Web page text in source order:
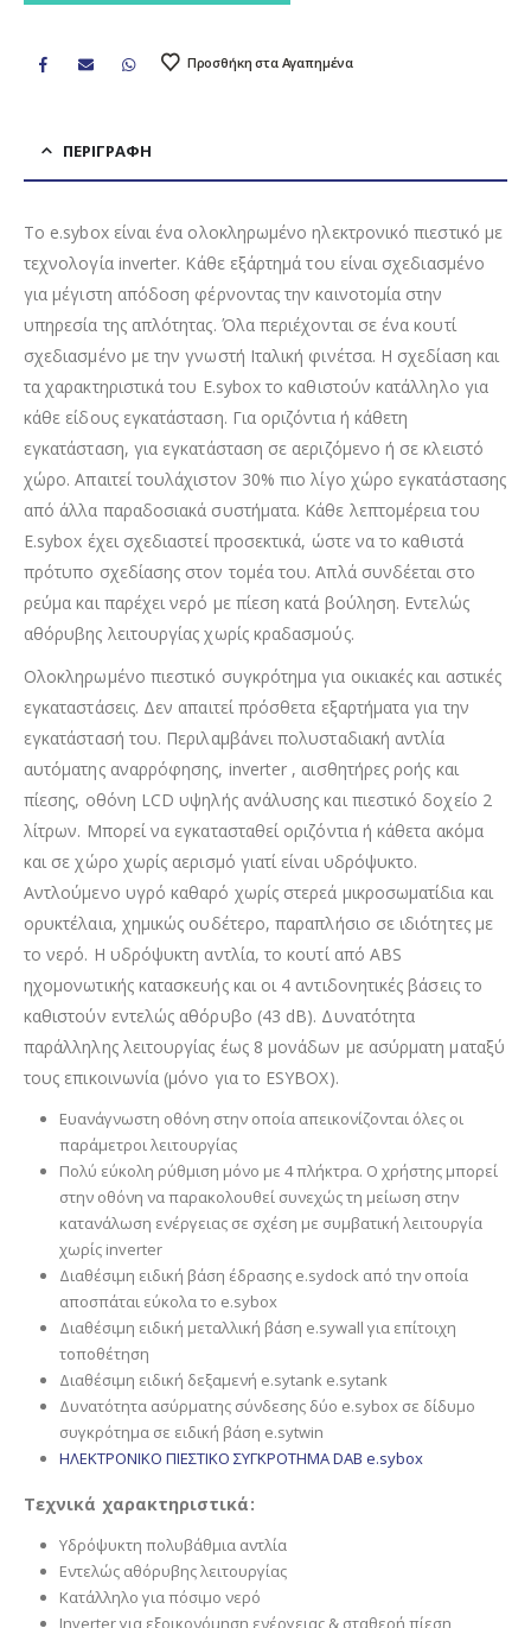
Προσθήκη στα Αγαπημένα
ΠΕΡΙΓΡΑΦΉ
Το e.sybox είναι ένα ολοκληρωμένο ηλεκτρονικό πιεστικό με
τεχνολογία inverter. Κάθε εξάρτημά του είναι σχεδιασμένο
για μέγιστη απόδοση φέρνοντας την καινοτομία στην
υπηρεσία της απλότητας. Όλα περιέχονται σε ένα κουτί
σχεδιασμένο με την γνωστή Ιταλική φινέτσα. Η σχεδίαση και
τα χαρακτηριστικά του Ε.sybox το καθιστούν κατάλληλο για
κάθε είδους εγκατάσταση. Για οριζόντια ή κάθετη
εγκατάσταση, για εγκατάσταση σε αεριζόμενο ή σε κλειστό
χώρο. Απαιτεί τουλάχιστον 30% πιο λίγο χώρο εγκατάστασης
από άλλα παραδοσιακά συστήματα. Κάθε λεπτομέρεια του
E.sybox έχει σχεδιαστεί προσεκτικά, ώστε να το καθιστά
πρότυπο σχεδίασης στον τομέα του. Απλά συνδέεται στο
ρεύμα και παρέχει νερό με πίεση κατά βούληση. Εντελώς
αθόρυβης λειτουργίας χωρίς κραδασμούς.
Ολοκληρωμένο πιεστικό συγκρότημα για οικιακές και αστικές
εγκαταστάσεις. Δεν απαιτεί πρόσθετα εξαρτήματα για την
εγκατάστασή του. Περιλαμβάνει πολυσταδιακή αντλία
αυτόματης αναρρόφησης, inverter , αισθητήρες ροής και
πίεσης, οθόνη LCD υψηλής ανάλυσης και πιεστικό δοχείο 2
λίτρων. Μπορεί να εγκατασταθεί οριζόντια ή κάθετα ακόμα
και σε χώρο χωρίς αερισμό γιατί είναι υδρόψυκτο.
Αντλούμενο υγρό καθαρό χωρίς στερεά μικροσωματίδια και
ορυκτέλαια, χημικώς ουδέτερο, παραπλήσιο σε ιδιότητες με
το νερό. Η υδρόψυκτη αντλία, το κουτί από ABS
ηχομονωτικής κατασκευής και οι 4 αντιδονητικές βάσεις το
καθιστούν εντελώς αθόρυβο (43 dB). Δυνατότητα
παράλληλης λειτουργίας έως 8 μονάδων με ασύρματη ματαξύ
τους επικοινωνία (μόνο για το ESYBOX).
Ευανάγνωστη οθόνη στην οποία απεικονίζονται όλες οι
παράμετροι λειτουργίας
Πολύ εύκολη ρύθμιση μόνο με 4 πλήκτρα. Ο χρήστης μπορεί
στην οθόνη να παρακολουθεί συνεχώς τη μείωση στην
κατανάλωση ενέργειας σε σχέση με συμβατική λειτουργία
χωρίς inverter
Διαθέσιμη ειδική βάση έδρασης e.sydock από την οποία
αποσπάται εύκολα το e.sybox
Διαθέσιμη ειδική μεταλλική βάση e.sywall για επίτοιχη
τοποθέτηση
Διαθέσιμη ειδική δεξαμενή e.sytank e.sytank
Δυνατότητα ασύρματης σύνδεσης δύο e.sybox σε δίδυμο
συγκρότημα σε ειδική βάση e.sytwin
ΗΛΕΚΤΡΟΝΙΚΟ ΠΙΕΣΤΙΚΟ ΣΥΓΚΡΟΤΗΜΑ DAB e.sybox
Τεχνικά χαρακτηριστικά:
Υδρόψυκτη πολυβάθμια αντλία
Εντελώς αθόρυβης λειτουργίας
Κατάλληλο για πόσιμο νερό
Inverter για εξοικονόμηση ενέργειας & σταθερή πίεση